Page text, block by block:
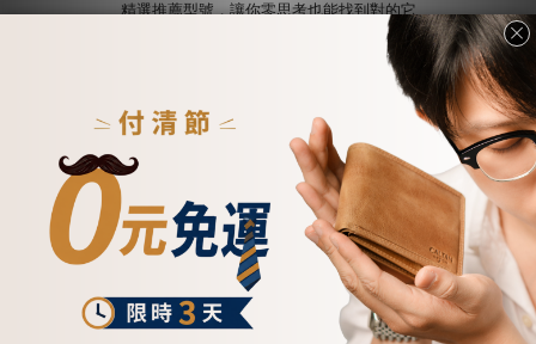
精選推薦型號，讓你零思考也能找到對的它
▾優惠攻略🔎$888元起 ▾